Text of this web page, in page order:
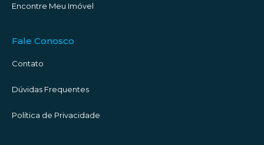
Encontre Meu Imóvel
Fale Conosco
Contato
Dúvidas Frequentes
Política de Privacidade